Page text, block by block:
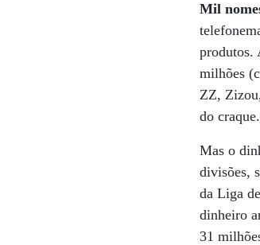
Mil
produtos.
milhões
ZZ,
do craque.
Mas o
divisões,
da Liga
dinheiro
31